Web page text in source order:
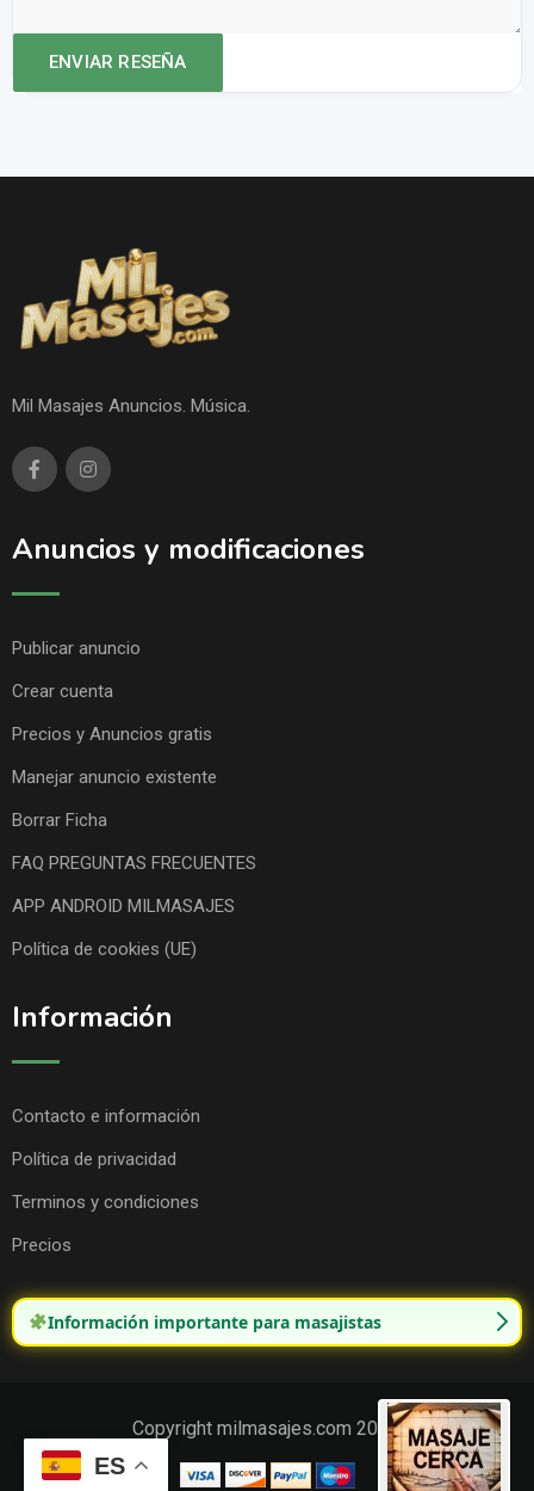
Mil Masajes Anuncios. Música.
Anuncios y modificaciones
Publicar anuncio
Crear cuenta
Precios y Anuncios gratis
Manejar anuncio existente
Borrar Ficha
FAQ PREGUNTAS FRECUENTES
APP ANDROID MILMASAJES
Política de cookies (UE)
Información
Contacto e información
Política de privacidad
Terminos y condiciones
Precios
Información importante para masajistas
Copyright milmasajes.com 2025.
ES